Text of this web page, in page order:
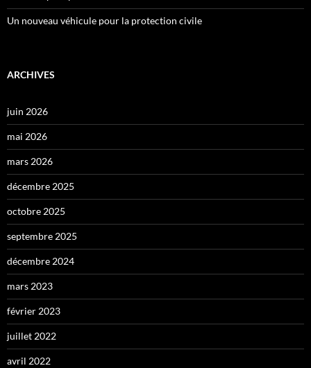
Un nouveau véhicule pour la protection civile
ARCHIVES
juin 2026
mai 2026
mars 2026
décembre 2025
octobre 2025
septembre 2025
décembre 2024
mars 2023
février 2023
juillet 2022
avril 2022